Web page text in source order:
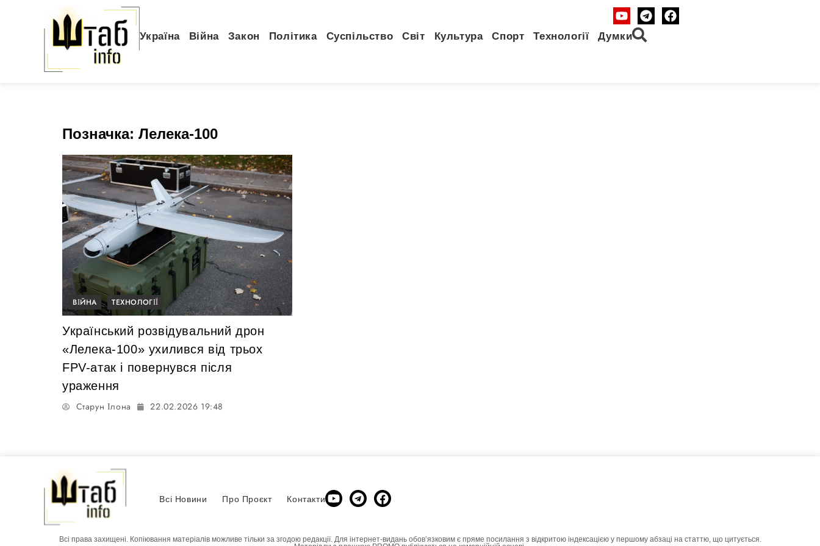
Україна Війна Закон Політика Суспільство Світ Культура Спорт Технології Думки
Позначка: Лелека-100
ВІЙНА ТЕХНОЛОГІЇ
Український розвідувальний дрон
«Лелека-100» ухилився від трьох
FPV-атак і повернувся після
ураження
Старун Ілона 22.02.2026 19:48
Всі Новини Про Проєкт Контакти
Всі права захищені. Копіювання матеріалів можливе тільки за згодою редакції. Для інтернет-видань обовʼязковим є пряме посилання з відкритою індексацією у першому абзаці на статтю, що цитується.